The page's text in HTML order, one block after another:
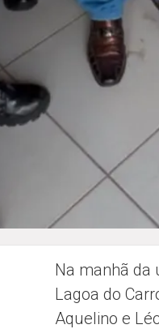
Na manhã da
Lagoa do
Aquelino e